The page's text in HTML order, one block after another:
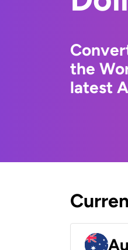
the
latest